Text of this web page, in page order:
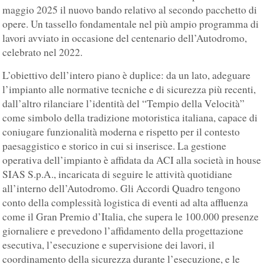
maggio 2025 il nuovo bando relativo al secondo pacchetto di
opere. Un tassello fondamentale nel più ampio programma di
lavori avviato in occasione del centenario dell’Autodromo,
celebrato nel 2022.
L’obiettivo dell’intero piano è duplice: da un lato, adeguare
l’impianto alle normative tecniche e di sicurezza più recenti,
dall’altro rilanciare l’identità del “Tempio della Velocità”
come simbolo della tradizione motoristica italiana, capace di
coniugare funzionalità moderna e rispetto per il contesto
paesaggistico e storico in cui si inserisce. La gestione
operativa dell’impianto è affidata da ACI alla società in house
SIAS S.p.A., incaricata di seguire le attività quotidiane
all’interno dell’Autodromo. Gli Accordi Quadro tengono
conto della complessità logistica di eventi ad alta affluenza
come il Gran Premio d’Italia, che supera le 100.000 presenze
giornaliere e prevedono l’affidamento della progettazione
esecutiva, l’esecuzione e supervisione dei lavori, il
coordinamento della sicurezza durante l’esecuzione, e le